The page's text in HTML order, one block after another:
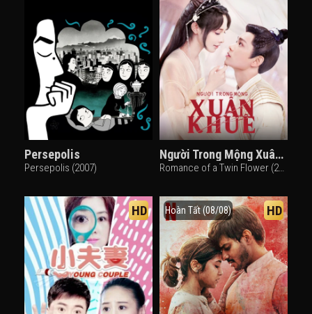
Persepolis
Persepolis (2007)
Người Trong Mộng Xuân Khuê
Romance of a Twin Flower (2023)
HD Hoàn Tất (08/08) HD